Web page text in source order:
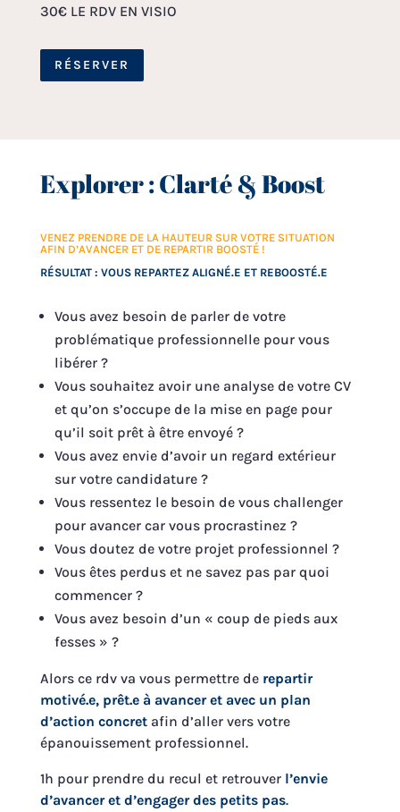
30€ LE RDV EN VISIO
RÉSERVER
Explorer : Clarté & Boost
VENEZ PRENDRE DE LA HAUTEUR SUR VOTRE SITUATION
AFIN D’AVANCER ET DE REPARTIR BOOSTÉ !
RÉSULTAT : VOUS REPARTEZ ALIGNÉ.E ET REBOOSTÉ.E
Vous avez besoin de parler de votre
problématique professionnelle pour vous
libérer ?
Vous souhaitez avoir une analyse de votre CV
et qu’on s’occupe de la mise en page pour
qu’il soit prêt à être envoyé ?
Vous avez envie d’avoir un regard extérieur
sur votre candidature ?
Vous ressentez le besoin de vous challenger
pour avancer car vous procrastinez ?
Vous doutez de votre projet professionnel ?
Vous êtes perdus et ne savez pas par quoi
commencer ?
Vous avez besoin d’un « coup de pieds aux
fesses » ?
Alors ce rdv va vous permettre de repartir
motivé.e, prêt.e à avancer et avec un plan
d’action concretafin d’aller vers votre
épanouissement professionnel.
1h pour prendre du recul et retrouver l’envie
d’avancer et d’engager des petits pas.